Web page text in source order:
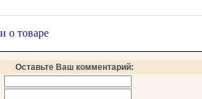
о товаре
Оставьте Ваш комментарий: